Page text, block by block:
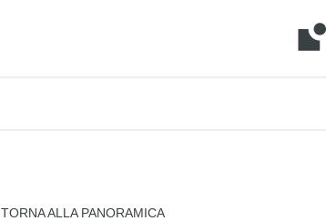
TORNA ALLA PANORAMICA